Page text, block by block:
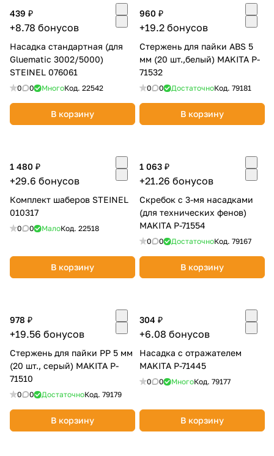
439 ₽
+8.78 бонусов
Насадка стандартная (для
Gluematic 3002/5000)
STEINEL 076061
0 0 МногоКод. 22542
В корзину
960 ₽
+19.2 бонусов
Стержень для пайки ABS 5
мм (20 шт.,белый) MAKITA P-
71532
0 0 ДостаточноКод. 79181
В корзину
1 480 ₽
+29.6 бонусов
Комплект шаберов STEINEL
010317
0 0 МалоКод. 22518
В корзину
1 063 ₽
+21.26 бонусов
Скребок с 3-мя насадками
(для технических фенов)
MAKITA P-71554
0 0 ДостаточноКод. 79167
В корзину
978 ₽
+19.56 бонусов
Стержень для пайки PP 5 мм
(20 шт., серый) MAKITA P-
71510
0 0 ДостаточноКод. 79179
В корзину
304 ₽
+6.08 бонусов
Насадка с отражателем
MAKITA P-71445
0 0 МногоКод. 79177
В корзину
раз в 2 недели